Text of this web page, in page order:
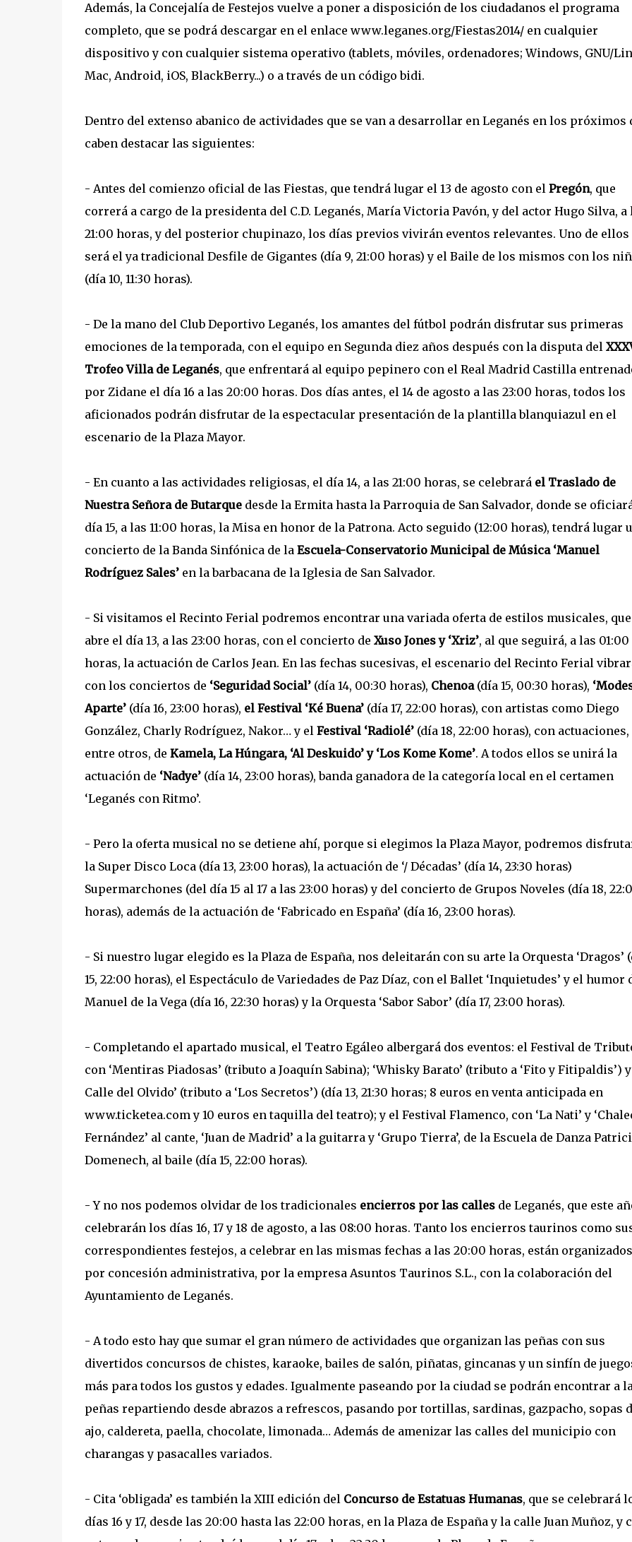
Además, la Concejalía de Festejos vuelve a poner a disposición de los ciudadanos el programa
completo, que se podrá descargar en el enlace www.leganes.org/Fiestas2014/ en cualquier
dispositivo y con cualquier sistema operativo (tablets, móviles, ordenadores; Windows, GNU/
Mac, Android, iOS, BlackBerry...) o a través de un código bidi.
Dentro del extenso abanico de actividades que se van a desarrollar en Leganés en los próximos
caben destacar las siguientes:
- Antes del comienzo oficial de las Fiestas, que tendrá lugar el 13 de agosto con el Pregón, que
correrá a cargo de la presidenta del C.D. Leganés, María Victoria Pavón, y del actor Hugo Silva, a
21:00 horas, y del posterior chupinazo, los días previos vivirán eventos relevantes. Uno de ellos
será el ya tradicional Desfile de Gigantes (día 9, 21:00 horas) y el Baile de los mismos con los
(día 10, 11:30 horas).
- De la mano del Club Deportivo Leganés, los amantes del fútbol podrán disfrutar sus primeras
emociones de la temporada, con el equipo en Segunda diez años después con la disputa del
Trofeo Villa de Leganés, que enfrentará al equipo pepinero con el Real Madrid Castilla
por Zidane el día 16 a las 20:00 horas. Dos días antes, el 14 de agosto a las 23:00 horas, todos los
aficionados podrán disfrutar de la espectacular presentación de la plantilla blanquiazul en el
escenario de la Plaza Mayor.
- En cuanto a las actividades religiosas, el día 14, a las 21:00 horas, se celebrará el Traslado de
Nuestra Señora de Butarquedesde la Ermita hasta la Parroquia de San Salvador, donde se
día 15, a las 11:00 horas, la Misa en honor de la Patrona. Acto seguido (12:00 horas), tendrá lugar
concierto de la Banda Sinfónica de la Escuela-Conservatorio Municipal de Música ‘Manuel
Rodríguez Sales’en la barbacana de la Iglesia de San Salvador.
- Si visitamos el Recinto Ferial podremos encontrar una variada oferta de estilos musicales, que
abre el día 13, a las 23:00 horas, con el concierto de Xuso Jones y ‘Xriz’, al que seguirá, a las 01:00
horas, la actuación de Carlos Jean. En las fechas sucesivas, el escenario del Recinto Ferial
con los conciertos de ‘Seguridad Social’(día 14, 00:30 horas), Chenoa(día 15, 00:30 horas),
Aparte’(día 16, 23:00 horas), el Festival ‘Ké Buena’(día 17, 22:00 horas), con artistas como Diego
González, Charly Rodríguez, Nakor… y el Festival ‘Radiolé’(día 18, 22:00 horas), con actuaciones,
entre otros, de Kamela, La Húngara, ‘Al Deskuido’ y ‘Los Kome Kome’. A todos ellos se unirá la
actuación de ‘Nadye’(día 14, 23:00 horas), banda ganadora de la categoría local en el certamen
‘Leganés con Ritmo’.
- Pero la oferta musical no se detiene ahí, porque si elegimos la Plaza Mayor, podremos
la Super Disco Loca (día 13, 23:00 horas), la actuación de ‘/ Décadas’ (día 14, 23:30 horas)
Supermarchones (del día 15 al 17 a las 23:00 horas) y del concierto de Grupos Noveles (día 18,
horas), además de la actuación de ‘Fabricado en España’ (día 16, 23:00 horas).
- Si nuestro lugar elegido es la Plaza de España, nos deleitarán con su arte la Orquesta ‘Dragos’
15, 22:00 horas), el Espectáculo de Variedades de Paz Díaz, con el Ballet ‘Inquietudes’ y el humor
Manuel de la Vega (día 16, 22:30 horas) y la Orquesta ‘Sabor Sabor’ (día 17, 23:00 horas).
- Completando el apartado musical, el Teatro Egáleo albergará dos eventos: el Festival de
con ‘Mentiras Piadosas’ (tributo a Joaquín Sabina); ‘Whisky Barato’ (tributo a ‘Fito y Fitipaldis’) y
Calle del Olvido’ (tributo a ‘Los Secretos’) (día 13, 21:30 horas; 8 euros en venta anticipada en
www.ticketea.com y 10 euros en taquilla del teatro); y el Festival Flamenco, con ‘La Nati’ y
Fernández’ al cante, ‘Juan de Madrid’ a la guitarra y ‘Grupo Tierra’, de la Escuela de Danza
Domenech, al baile (día 15, 22:00 horas).
- Y no nos podemos olvidar de los tradicionales encierros por las callesde Leganés, que este
celebrarán los días 16, 17 y 18 de agosto, a las 08:00 horas. Tanto los encierros taurinos como
correspondientes festejos, a celebrar en las mismas fechas a las 20:00 horas, están
por concesión administrativa, por la empresa Asuntos Taurinos S.L., con la colaboración del
Ayuntamiento de Leganés.
- A todo esto hay que sumar el gran número de actividades que organizan las peñas con sus
divertidos concursos de chistes, karaoke, bailes de salón, piñatas, gincanas y un sinfín de
más para todos los gustos y edades. Igualmente paseando por la ciudad se podrán encontrar a
peñas repartiendo desde abrazos a refrescos, pasando por tortillas, sardinas, gazpacho, sopas
ajo, caldereta, paella, chocolate, limonada… Además de amenizar las calles del municipio con
charangas y pasacalles variados.
- Cita ‘obligada’ es también la XIII edición del Concurso de Estatuas Humanas, que se celebrará
días 16 y 17, desde las 20:00 hasta las 22:00 horas, en la Plaza de España y la calle Juan Muñoz, y